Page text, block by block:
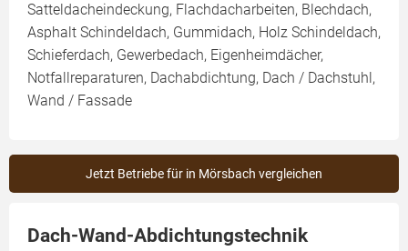
Satteldacheindeckung, Flachdacharbeiten, Blechdach,
Asphalt Schindeldach, Gummidach, Holz Schindeldach,
Schieferdach, Gewerbedach, Eigenheimdächer,
Notfallreparaturen, Dachabdichtung, Dach / Dachstuhl,
Wand / Fassade
Jetzt Betriebe für in Mörsbach vergleichen
Dach-Wand-Abdichtungstechnik